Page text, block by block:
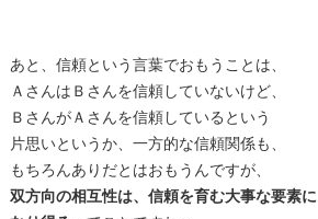
あと、信頼という言葉でおもうことは、
ＡさんはＢさんを信頼していないけど、
ＢさんがＡさんを信頼しているという
片思いというか、一方的な信頼関係も、
もちろんありだとはおもうんですが、
双方向の相互性は、信頼を育む大事な要素に